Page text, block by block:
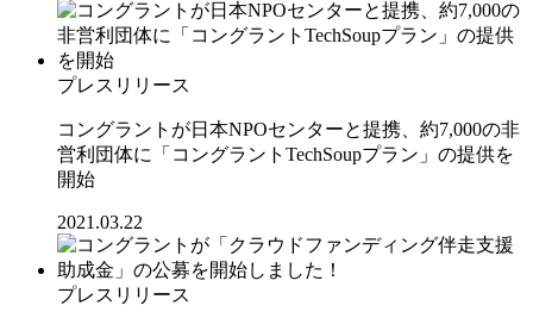
プレスリリース
コングラントが日本NPOセンターと提携、約7,000の非
営利団体に「コングラントTechSoupプラン」の提供を
開始
2021.03.22
プレスリリース